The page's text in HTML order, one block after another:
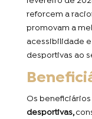
reforcem a
promovam a
acessibilidade
desportivas ao
Os beneficiários
desportivas,